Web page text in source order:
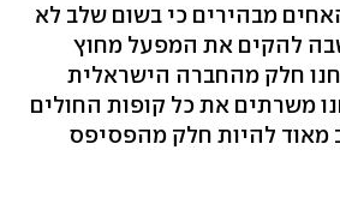
מבהירים כי בשום שלב לא
להקים את המפעל מחוץ
חלק מהחברה הישראלית
משרתים את כל קופות החולים
מאוד להיות חלק מהפסיפס